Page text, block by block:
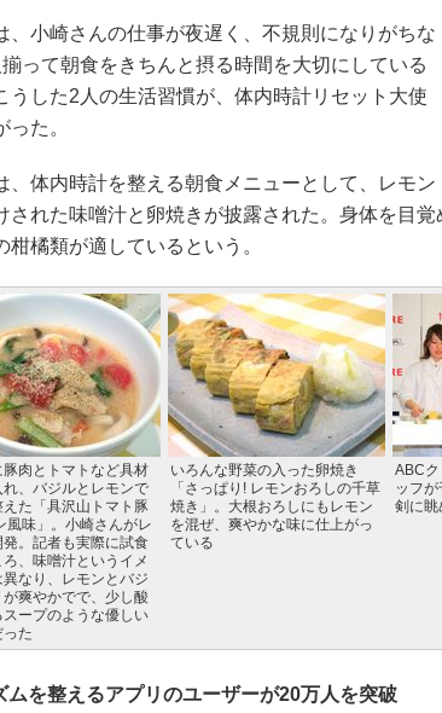
小崎さんの仕事が夜遅く、不規則になりがちな
って朝食をきちんと摂る時間を大切にしている
うした2人の生活習慣が、体内時計リセット大使
った。
体内時計を整える朝食メニューとして、レモン
された味噌汁と卵焼きが披露された。身体を目
柑橘類が適しているという。
豚肉とトマトなど具材
れ、バジルとレモンで
えた「具沢山トマト豚
風味」。小崎さんがレ
発。記者も実際に試食
ろ、味噌汁というイメ
異なり、レモンとバジ
が爽やかでで、少し酸
スープのような優しい
た
いろんな野菜の入った卵焼き
「さっぱり! レモンおろしの千草
焼き」。大根おろしにもレモン
を混ぜ、爽やかな味に仕上がっ
ている
ABC
ッフ
剣に眺
ムを整えるアプリのユーザーが20万人を突破